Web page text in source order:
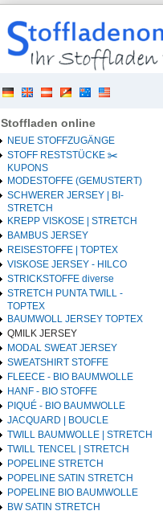
Stoffladen online
NEUE STOFFZUGÄNGE
STOFF RESTSTÜCKE ✂️️
KUPONS
MODESTOFFE (GEMUSTERT)
SCHWERER JERSEY | BI-
STRETCH
KREPP VISKOSE | STRETCH
BAMBUS JERSEY
REISESTOFFE | TOPTEX
VISKOSE JERSEY - HILCO
STRICKSTOFFE diverse
STRETCH PUNTA TWILL -
TOPTEX
BAUMWOLL JERSEY TOPTEX
QMILK JERSEY
MODAL SWEAT JERSEY
SWEATSHIRT STOFFE
FLEECE - BIO BAUMWOLLE
HANF - BIO STOFFE
PIQUÉ - BIO BAUMWOLLE
JACQUARD | BOUCLE
TWILL BAUMWOLLE | STRETCH
TWILL TENCEL | STRETCH
POPELINE STRETCH
POPELINE SATIN STRETCH
POPELINE BIO BAUMWOLLE
BW SATIN STRETCH